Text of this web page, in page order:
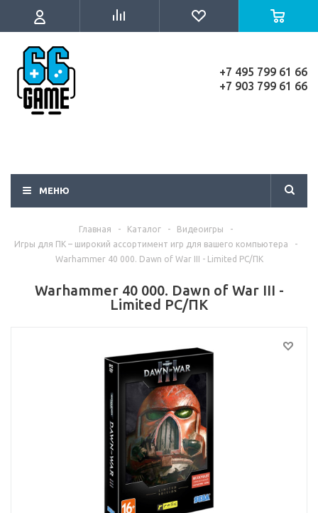
+7 495 799 61 66
+7 903 799 61 66
МЕНЮ
Главная - Каталог - Видеоигры
-
Игры для ПК – широкий ассортимент игр для вашего компьютера
-
Warhammer 40 000. Dawn of War III - Limited PC/ПК
Warhammer 40 000. Dawn of War III -
Limited PC/ПК